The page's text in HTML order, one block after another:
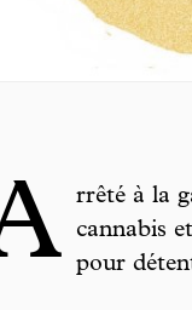
rrêté à la
cannabis
pour